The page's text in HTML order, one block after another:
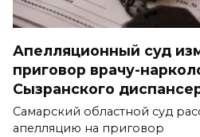
Апелляционный суд
приговор врачу-
Сызранского
Самарский областной суд
апелляцию на приговор